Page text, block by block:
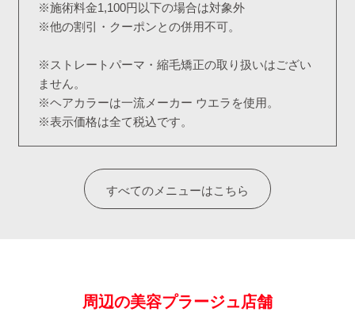
※施術料金1,100円以下の場合は対象外
※他の割引・クーポンとの併用不可。
※ストレートパーマ・縮毛矯正の取り扱いはござい
ません。
※ヘアカラーは一流メーカー ウエラを使用。
※表示価格は全て税込です。
すべてのメニューはこちら
周辺の美容プラージュ店舗